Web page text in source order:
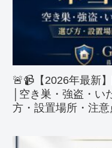
🚨📹【2026年最新
│空き巣・強盗・
方・設置場所・注